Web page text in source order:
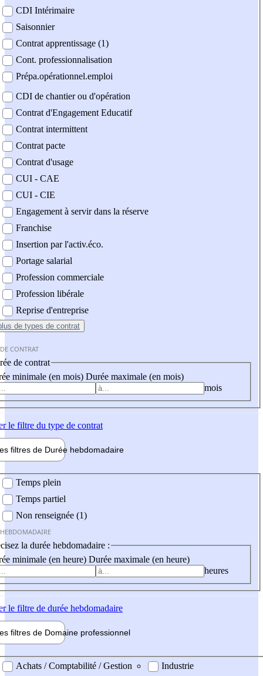
CDI Intérimaire
Saisonnier
Contrat apprentissage (1)
Cont. professionnalisation
Prépa.opérationnel.emploi
CDI de chantier ou d'opération
Contrat d'Engagement Educatif
Contrat intermittent
Contrat pacte
Contrat d'usage
CUI - CAE
CUI - CIE
Engagement à servir dans la réserve
Franchise
Insertion par l'activ.éco.
Portage salarial
Profession commerciale
Profession libérale
Reprise d'entreprise
de types de contrat
CONTRAT
de contrat
minimale (en mois) Durée maximale (en mois)
mois
le filtre du type de contrat
filtres de Durée hebdomadaire
Temps plein
Temps partiel
Non renseignée (1)
la durée hebdomadaire :
minimale (en heure) Durée maximale (en heure)
heures
le filtre de durée hebdomadaire
filtres de Domaine professionnel
professionel
Achats / Comptabilité / Gestion
Industrie